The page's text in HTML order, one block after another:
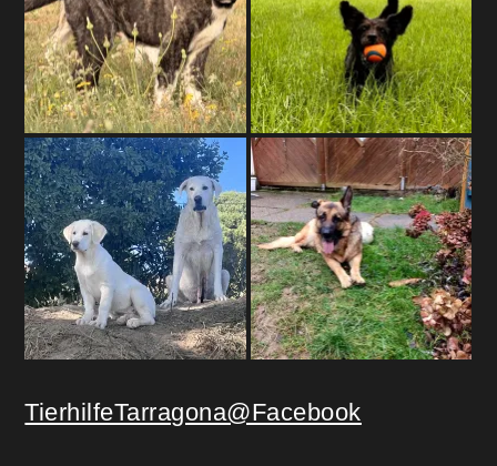
TierhilfeTarragona@Facebook